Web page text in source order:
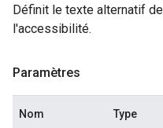
Définit le texte alternatif
l'accessibilité.
Paramètres
Nom Type